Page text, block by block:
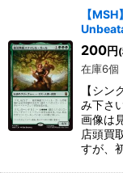
【
200円
在庫6個
【シ
み下さ
画像は
店頭買
すが、